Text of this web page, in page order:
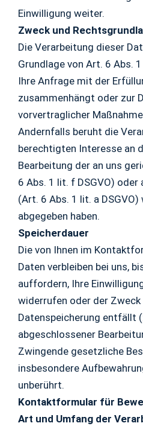
Einwilligung weiter.
Zweck und
Die Verarbeitung dieser
Grundlage von Art. 6 Abs.
Ihre Anfrage mit der
zusammenhängt oder zur
vorvertraglicher
Andernfalls beruht die
berechtigten Interesse an
Bearbeitung der an uns
6 Abs. 1 lit. f DSGVO) oder
(Art. 6 Abs. 1 lit. a
abgegeben haben.
Speicherdauer
Die von Ihnen im
Daten verbleiben bei uns,
auffordern, Ihre
widerrufen oder der
Datenspeicherung entfällt
abgeschlossener
Zwingende gesetzliche
insbesondere
unberührt.
Kontaktformular für
Art und Umfang der